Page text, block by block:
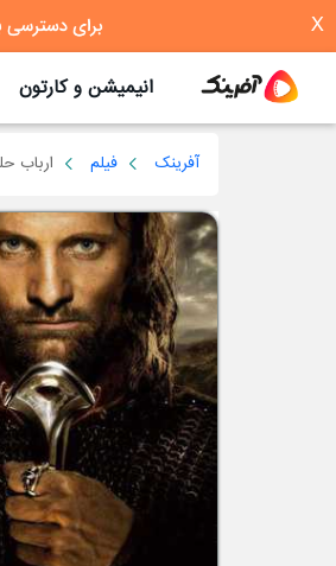
X
انیمیشن و کارتون
آفرینک فیلم ارباب